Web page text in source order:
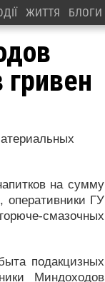
ЖИТТЯ БЛОГИ
на сумму
оперативники ГУ
смазочных
подакцизных
Миндоходов